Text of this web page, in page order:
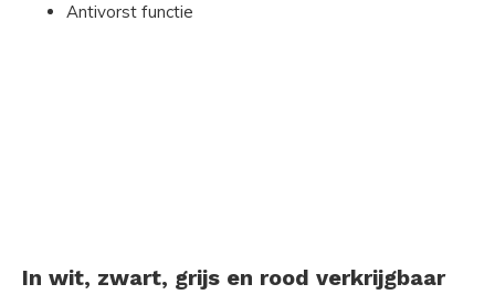
Antivorst functie
In wit, zwart, grijs en rood verkrijgbaar